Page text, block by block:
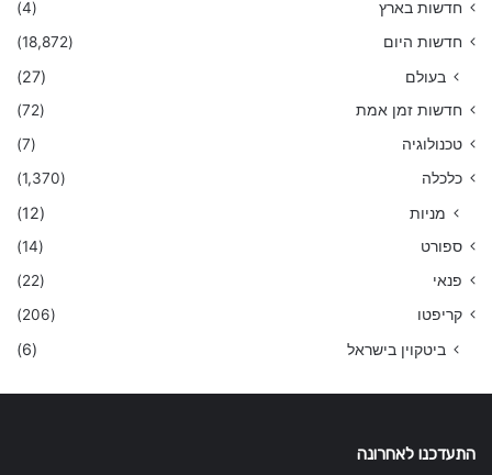
חדשות בארץ
(4)
חדשות היום
(18,872)
בעולם (27)
חדשות זמן אמת
(72)
טכנולוגיה
(7)
כלכלה
(1,370)
מניות (12)
ספורט
(14)
פנאי
(22)
קריפטו
(206)
ביטקוין בישראל (6)
התעדכנו לאחרונה